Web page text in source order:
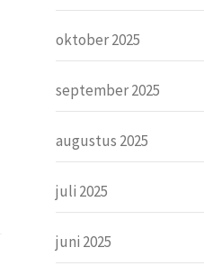
oktober 2025
september 2025
augustus 2025
juli 2025
juni 2025